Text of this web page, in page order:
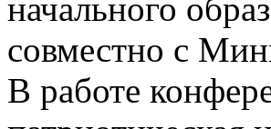
начального
совместно с
В работе